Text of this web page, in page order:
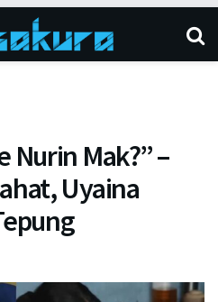
Nurin Mak?” –
Uyaina